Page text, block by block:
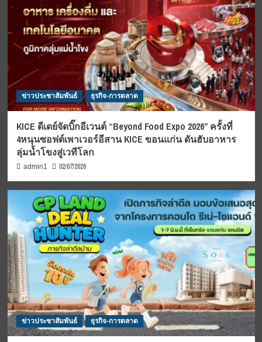
ข่าวประชาสัมพันธ์ ธุรกิจ-การตลาด
KICE ดีเดย์จัดบิ๊กอีเวนต์ “Beyond Food Expo 2026” ครั้งที่
4หนุนซอฟต์เพาเวอร์อีสาน KICE ขอนแก่น ดันฮับอาหาร
ลุ่มน้ำโขงสู่เวทีโลก
admin1 02/07/2026
ข่าวประชาสัมพันธ์ ธุรกิจ-การตลาด